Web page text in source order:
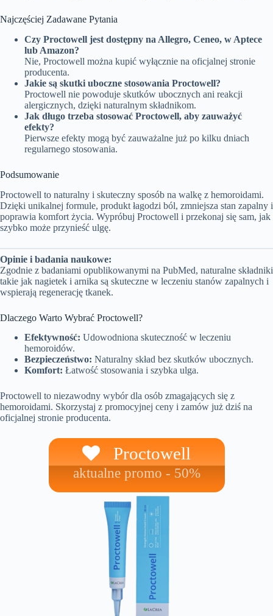
Najczęściej Zadawane Pytania
Czy Proctowell jest dostępny na Allegro, Ceneo, w Aptece
lub Amazon?
Nie, Proctowell można kupić wyłącznie na oficjalnej stronie
producenta.
Jakie są skutki uboczne stosowania Proctowell?
Proctowell nie powoduje skutków ubocznych ani reakcji
alergicznych, dzięki naturalnym składnikom.
Jak długo trzeba stosować Proctowell, aby zauważyć
efekty?
Pierwsze efekty mogą być zauważalne już po kilku dniach
regularnego stosowania.
Podsumowanie
Proctowell to naturalny i skuteczny sposób na walkę z hemoroidami.
Dzięki unikalnej formule, produkt łagodzi ból, zmniejsza stan zapalny i
poprawia komfort życia. Wypróbuj Proctowell i przekonaj się sam, jak
szybko może przynieść ulgę.
Opinie i badania naukowe:
Zgodnie z badaniami opublikowanymi na PubMed, naturalne składniki
takie jak nagietek i arnika są skuteczne w leczeniu stanów zapalnych i
wspierają regenerację tkanek.
Dlaczego Warto Wybrać Proctowell?
Efektywność: Udowodniona skuteczność w leczeniu
hemoroidów.
Bezpieczeństwo: Naturalny skład bez skutków ubocznych.
Komfort: Łatwość stosowania i szybka ulga.
Proctowell to niezawodny wybór dla osób zmagających się z
hemoroidami. Skorzystaj z promocyjnej ceny i zamów już dziś na
oficjalnej stronie producenta.
Proctowell
aktualne promo - 50%